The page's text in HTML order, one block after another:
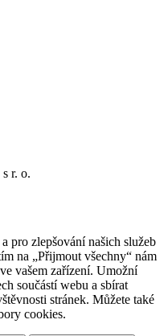
r. o.
pro zlepšování našich služeb
na „Přijmout všechny“ nám
vašem zařízení. Umožní
součástí webu a sbírat
stránek. Můžete také
cookies.